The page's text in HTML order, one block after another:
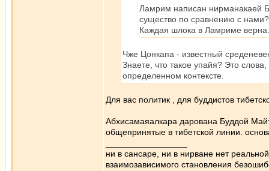
Ламрим написан нирманакаей
существо по сравнению с нами?
Каждая шлока в Ламриме верна.
Чже Цонкапа - известный
Знаете, что такое упайя? Это
определенном контексте.
Для вас политик , для буддистов
Абхисамаяалкара дарована Буддой
общепринятые в тибетской линии.
ни в сансаре, ни в нирване нет
взаимозависимого становления